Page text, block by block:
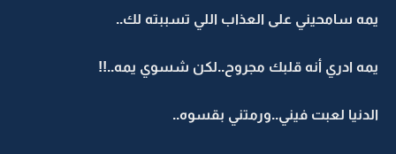
يمه سامحيني على العذاب اللي تسببته لك..
يمه ادري أنه قلبك مجروح..لكن شسوي يمه..!!
الدنيا لعبت فيني..ورمتني بقسوه..